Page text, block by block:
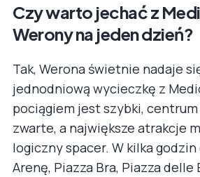
Czy warto jechać z
Werony na jeden dzień?
Tak, Werona świetnie nadaje
jednodniową wycieczkę z
pociągiem jest szybki,
zwarte, a największe atrakcje
logiczny spacer. W kilka
Arenę, Piazza Bra, Piazza delle